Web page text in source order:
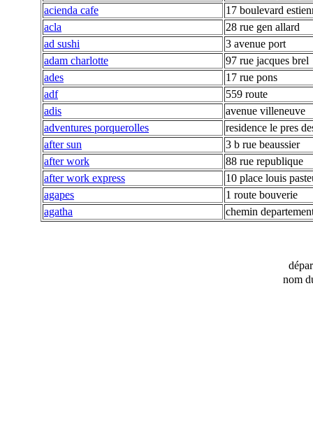
acienda cafe
17 boulevard
acla
28 rue gen allard
ad sushi
3 avenue port
adam charlotte
97 rue jacques brel
ades
17 rue pons
adf
559 route
adis
avenue villeneuve
adventures porquerolles
residence le pres
after sun
3 b rue beaussier
after work
88 rue republique
after work express
10 place louis
agapes
1 route bouverie
agatha
chemin
nom